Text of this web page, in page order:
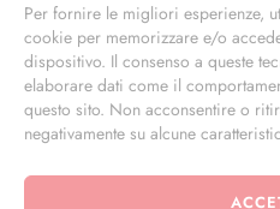
Per fornire le migliori esperienze,
cookie per memorizzare e/o
dispositivo. Il consenso a queste
elaborare dati come il
questo sito. Non acconsentire o
negativamente su alcune
info@masterphil.it